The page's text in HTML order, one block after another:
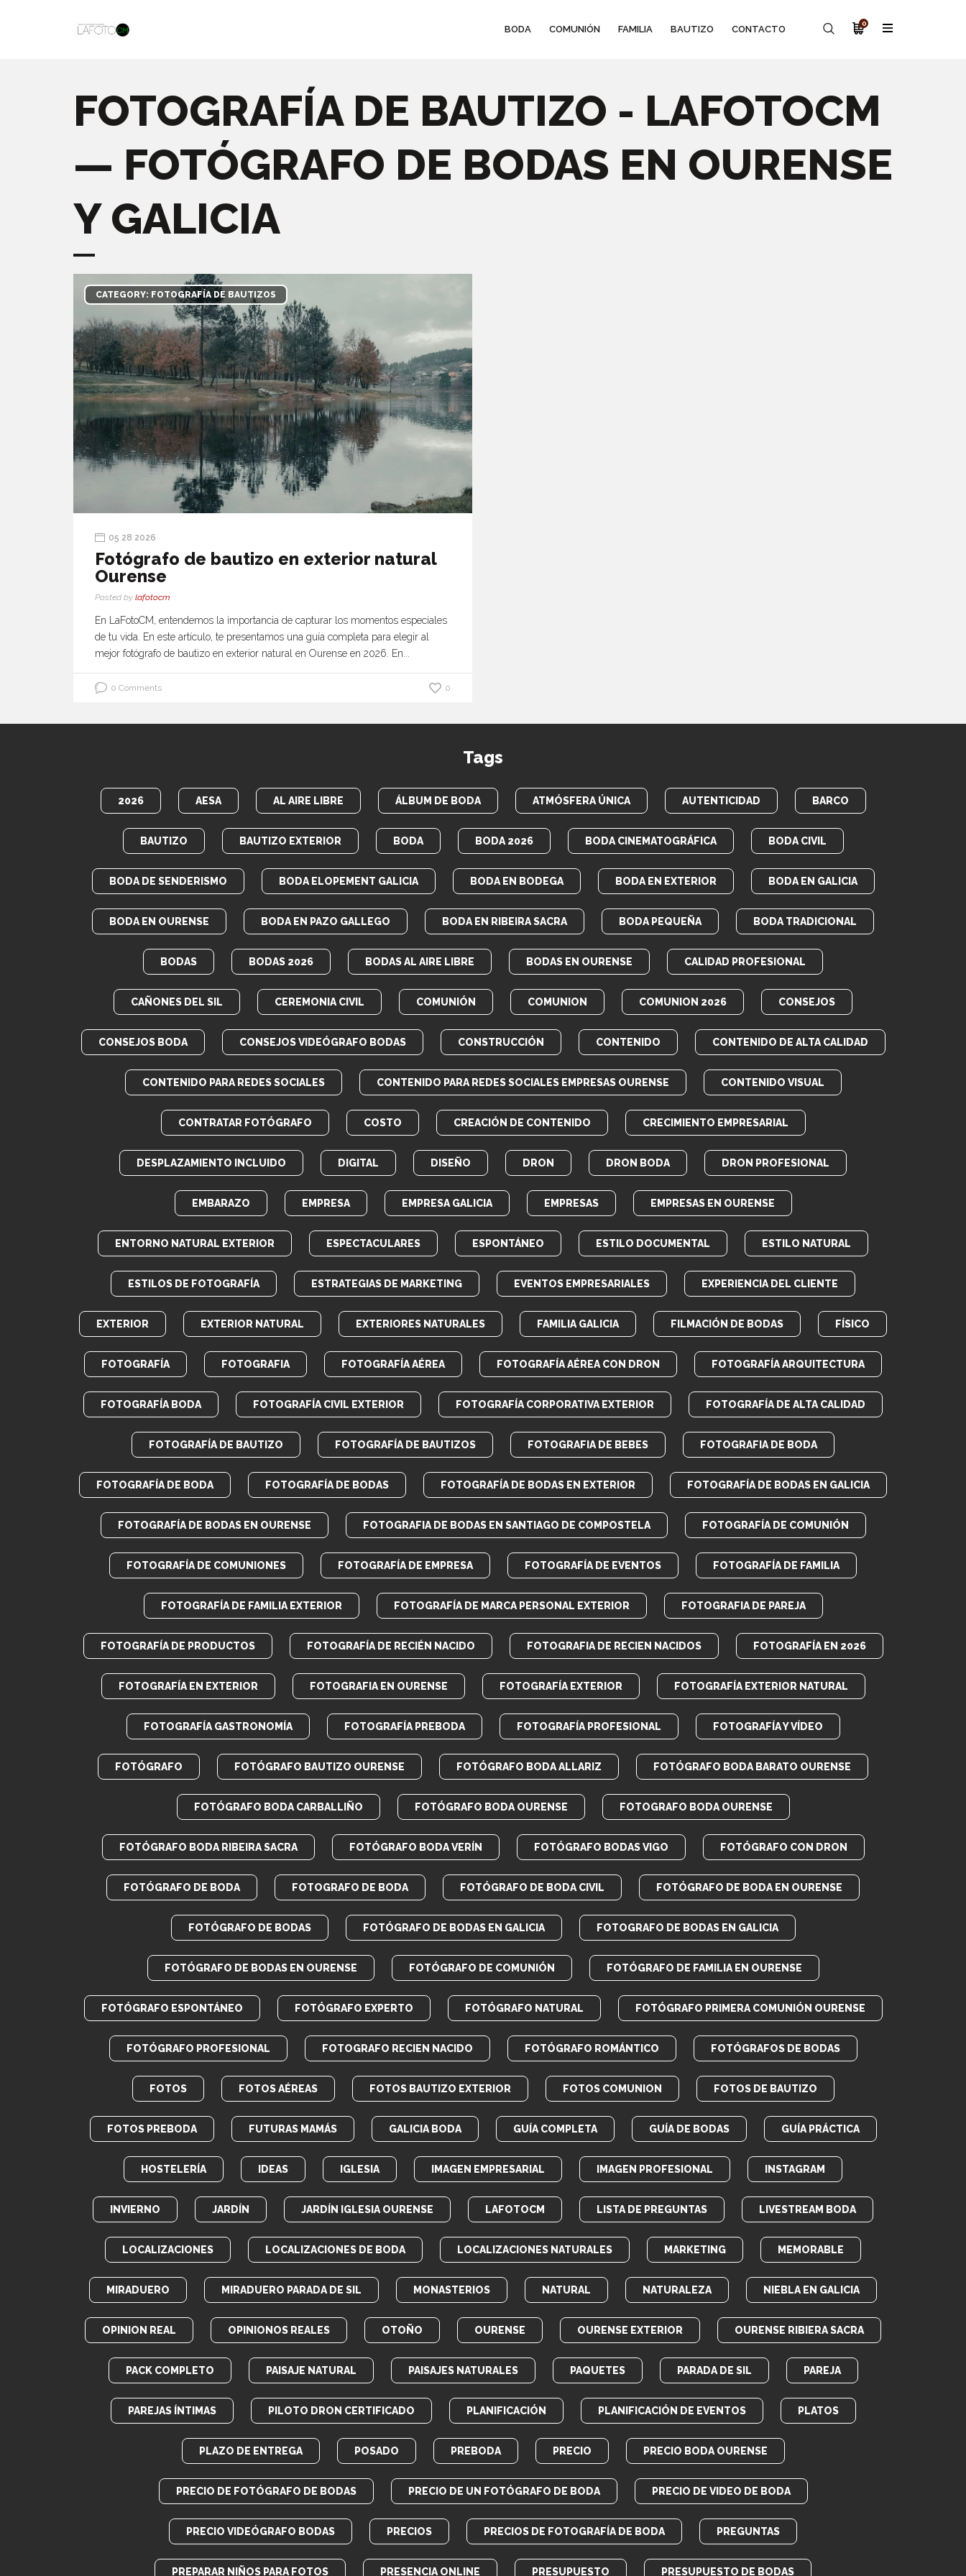
BODA COMUNIÓN FAMILIA BAUTIZO CONTACTO
0
FOTOGRAFÍA DE BAUTIZO - LAFOTOCM
— FOTÓGRAFO DE BODAS EN OURENSE
Y GALICIA
CATEGORY: FOTOGRAFÍA DE BAUTIZOS
05 28 2026
Fotógrafo de bautizo en exterior natural
Ourense
Posted by lafotocm
En LaFotoCM, entendemos la importancia de capturar los momentos especiales
de tu vida. En este artículo, te presentamos una guía completa para elegir al
mejor fotógrafo de bautizo en exterior natural en Ourense en 2026. En...
0 Comments 0
Tags
2026 AESA AL AIRE LIBRE ÁLBUM DE BODA ATMÓSFERA ÚNICA AUTENTICIDAD BARCO
BAUTIZO BAUTIZO EXTERIOR BODA BODA 2026 BODA CINEMATOGRÁFICA BODA CIVIL
BODA DE SENDERISMO BODA ELOPEMENT GALICIA BODA EN BODEGA BODA EN EXTERIOR BODA EN GALICIA
BODA EN OURENSE BODA EN PAZO GALLEGO BODA EN RIBEIRA SACRA BODA PEQUEÑA BODA TRADICIONAL
BODAS BODAS 2026 BODAS AL AIRE LIBRE BODAS EN OURENSE CALIDAD PROFESIONAL
CAÑONES DEL SIL CEREMONIA CIVIL COMUNIÓN COMUNION COMUNION 2026 CONSEJOS
CONSEJOS BODA CONSEJOS VIDEÓGRAFO BODAS CONSTRUCCIÓN CONTENIDO CONTENIDO DE ALTA CALIDAD
CONTENIDO PARA REDES SOCIALES CONTENIDO PARA REDES SOCIALES EMPRESAS OURENSE CONTENIDO VISUAL
CONTRATAR FOTÓGRAFO COSTO CREACIÓN DE CONTENIDO CRECIMIENTO EMPRESARIAL
DESPLAZAMIENTO INCLUIDO DIGITAL DISEÑO DRON DRON BODA DRON PROFESIONAL
EMBARAZO EMPRESA EMPRESA GALICIA EMPRESAS EMPRESAS EN OURENSE
ENTORNO NATURAL EXTERIOR ESPECTACULARES ESPONTÁNEO ESTILO DOCUMENTAL ESTILO NATURAL
ESTILOS DE FOTOGRAFÍA ESTRATEGIAS DE MARKETING EVENTOS EMPRESARIALES EXPERIENCIA DEL CLIENTE
EXTERIOR EXTERIOR NATURAL EXTERIORES NATURALES FAMILIA GALICIA FILMACIÓN DE BODAS FÍSICO
FOTOGRAFÍA FOTOGRAFIA FOTOGRAFÍA AÉREA FOTOGRAFÍA AÉREA CON DRON FOTOGRAFÍA ARQUITECTURA
FOTOGRAFÍA BODA FOTOGRAFÍA CIVIL EXTERIOR FOTOGRAFÍA CORPORATIVA EXTERIOR FOTOGRAFÍA DE ALTA CALIDAD
FOTOGRAFÍA DE BAUTIZO FOTOGRAFÍA DE BAUTIZOS FOTOGRAFIA DE BEBES FOTOGRAFIA DE BODA
FOTOGRAFÍA DE BODA FOTOGRAFÍA DE BODAS FOTOGRAFÍA DE BODAS EN EXTERIOR FOTOGRAFÍA DE BODAS EN GALICIA
FOTOGRAFÍA DE BODAS EN OURENSE FOTOGRAFIA DE BODAS EN SANTIAGO DE COMPOSTELA FOTOGRAFÍA DE COMUNIÓN
FOTOGRAFÍA DE COMUNIONES FOTOGRAFÍA DE EMPRESA FOTOGRAFÍA DE EVENTOS FOTOGRAFÍA DE FAMILIA
FOTOGRAFÍA DE FAMILIA EXTERIOR FOTOGRAFÍA DE MARCA PERSONAL EXTERIOR FOTOGRAFIA DE PAREJA
FOTOGRAFÍA DE PRODUCTOS FOTOGRAFÍA DE RECIÉN NACIDO FOTOGRAFIA DE RECIEN NACIDOS FOTOGRAFÍA EN 2026
FOTOGRAFÍA EN EXTERIOR FOTOGRAFIA EN OURENSE FOTOGRAFÍA EXTERIOR FOTOGRAFÍA EXTERIOR NATURAL
FOTOGRAFÍA GASTRONOMÍA FOTOGRAFÍA PREBODA FOTOGRAFÍA PROFESIONAL FOTOGRAFÍA Y VÍDEO
FOTÓGRAFO FOTÓGRAFO BAUTIZO OURENSE FOTÓGRAFO BODA ALLARIZ FOTÓGRAFO BODA BARATO OURENSE
FOTÓGRAFO BODA CARBALLIÑO FOTÓGRAFO BODA OURENSE FOTOGRAFO BODA OURENSE
FOTÓGRAFO BODA RIBEIRA SACRA FOTÓGRAFO BODA VERÍN FOTÓGRAFO BODAS VIGO FOTÓGRAFO CON DRON
FOTÓGRAFO DE BODA FOTOGRAFO DE BODA FOTÓGRAFO DE BODA CIVIL FOTÓGRAFO DE BODA EN OURENSE
FOTÓGRAFO DE BODAS FOTÓGRAFO DE BODAS EN GALICIA FOTOGRAFO DE BODAS EN GALICIA
FOTÓGRAFO DE BODAS EN OURENSE FOTÓGRAFO DE COMUNIÓN FOTÓGRAFO DE FAMILIA EN OURENSE
FOTÓGRAFO ESPONTÁNEO FOTÓGRAFO EXPERTO FOTÓGRAFO NATURAL FOTÓGRAFO PRIMERA COMUNIÓN OURENSE
FOTÓGRAFO PROFESIONAL FOTOGRAFO RECIEN NACIDO FOTÓGRAFO ROMÁNTICO FOTÓGRAFOS DE BODAS
FOTOS FOTOS AÉREAS FOTOS BAUTIZO EXTERIOR FOTOS COMUNION FOTOS DE BAUTIZO
FOTOS PREBODA FUTURAS MAMÁS GALICIA BODA GUÍA COMPLETA GUÍA DE BODAS GUÍA PRÁCTICA
HOSTELERÍA IDEAS IGLESIA IMAGEN EMPRESARIAL IMAGEN PROFESIONAL INSTAGRAM
INVIERNO JARDÍN JARDÍN IGLESIA OURENSE LAFOTOCM LISTA DE PREGUNTAS LIVESTREAM BODA
LOCALIZACIONES LOCALIZACIONES DE BODA LOCALIZACIONES NATURALES MARKETING MEMORABLE
MIRADUERO MIRADUERO PARADA DE SIL MONASTERIOS NATURAL NATURALEZA NIEBLA EN GALICIA
OPINION REAL OPINIONOS REALES OTOÑO OURENSE OURENSE EXTERIOR OURENSE RIBIERA SACRA
PACK COMPLETO PAISAJE NATURAL PAISAJES NATURALES PAQUETES PARADA DE SIL PAREJA
PAREJAS ÍNTIMAS PILOTO DRON CERTIFICADO PLANIFICACIÓN PLANIFICACIÓN DE EVENTOS PLATOS
PLAZO DE ENTREGA POSADO PREBODA PRECIO PRECIO BODA OURENSE
PRECIO DE FOTÓGRAFO DE BODAS PRECIO DE UN FOTÓGRAFO DE BODA PRECIO DE VIDEO DE BODA
PRECIO VIDEÓGRAFO BODAS PRECIOS PRECIOS DE FOTOGRAFÍA DE BODA PREGUNTAS
PREPARAR NIÑOS PARA FOTOS PRESENCIA ONLINE PRESUPUESTO PRESUPUESTO DE BODAS